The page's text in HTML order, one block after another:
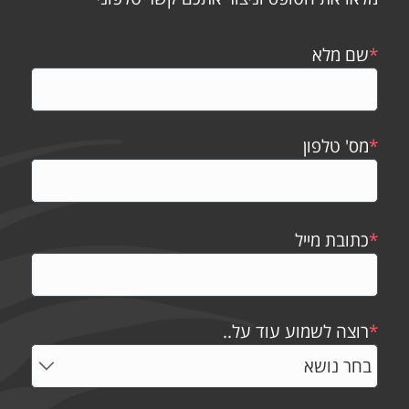
*שם מלא
*מס' טלפון
*כתובת מייל
*רוצה לשמוע עוד על..